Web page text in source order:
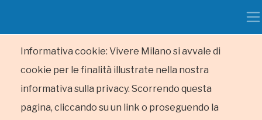
Informativa cookie: Vivere Milano si avvale di
cookie per le finalità illustrate nella nostra
informativa sulla privacy. Scorrendo questa
pagina, cliccando su un link o proseguendo la